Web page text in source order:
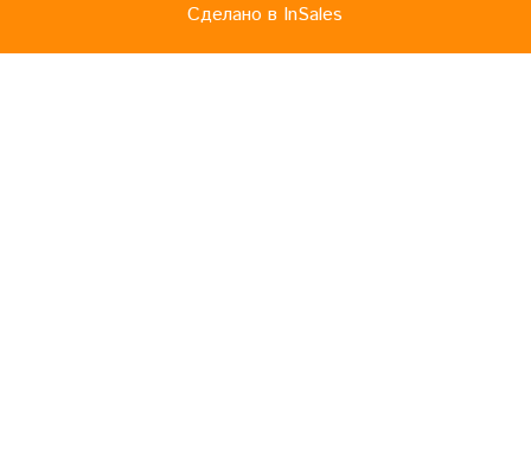
Сделано в InSales